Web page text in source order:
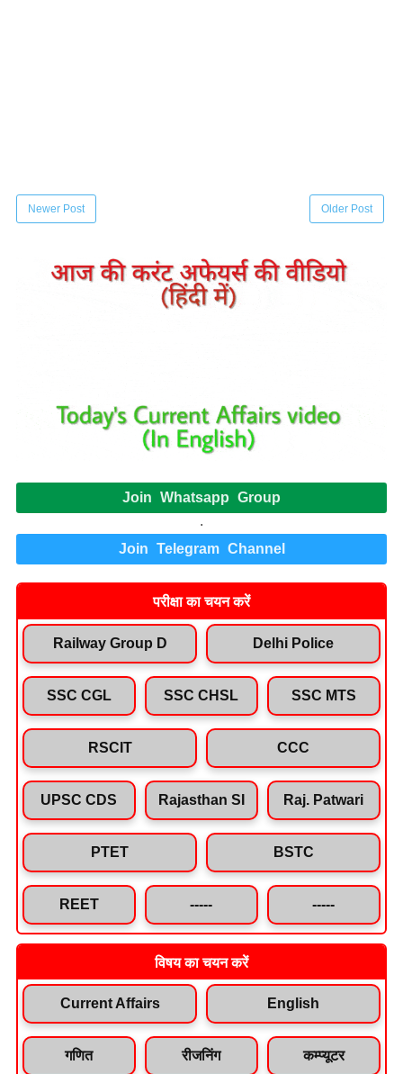
Newer Post Older Post
Join Whatsapp Group
.
Join Telegram Channel
परीक्षा का चयन करें
Railway Group D Delhi Police
SSC CGL SSC CHSL SSC MTS
RSCIT CCC
UPSC CDS Rajasthan SI Raj. Patwari
PTET BSTC
REET ----- -----
विषय का चयन करें
Current Affairs English
गणित रीजनिंग कम्प्यूटर